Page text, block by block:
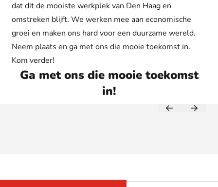
dat dit de mooiste werkplek van Den Haag en
omstreken blijft. We werken mee aan economische
groei en maken ons hard voor een duurzame wereld.
Neem plaats en ga met ons die mooie toekomst in.
Kom verder!
Ga met ons die mooie toekomst
in!